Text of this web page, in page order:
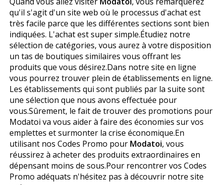
qu'il s'agit d'un site web où le processus d'achat est
très facile parce que les différentes sections sont bien
indiquées. L'achat est super simple.Étudiez notre
sélection de catégories, vous aurez à votre disposition
un tas de boutiques similaires vous offrant les
produits que vous désirez.Dans notre site en ligne
vous pourrez trouver plein de établissements en ligne.
Les établissements qui sont publiés par la suite sont
une sélection que nous avons effectuée pour
vous.Sûrement, le fait de trouver des promotions pour
Modatoi va vous aider à faire des économies sur vos
emplettes et surmonter la crise économique.En
utilisant nos Codes Promo pour Modatoi, vous
réussirez à acheter des produits extraordinaires en
dépensant moins de sous.Pour rencontrer vos Codes
Promo adéquats n'hésitez pas à découvrir notre site